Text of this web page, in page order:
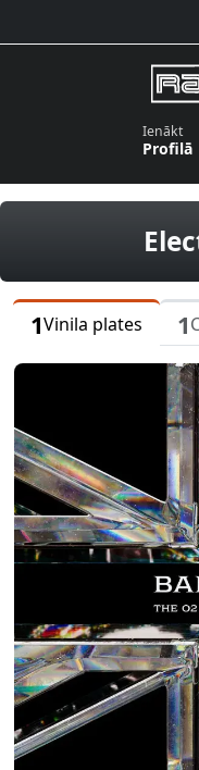
Ienākt
Profilā
1Vinila plates 1